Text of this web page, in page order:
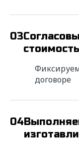
03
договоре
04